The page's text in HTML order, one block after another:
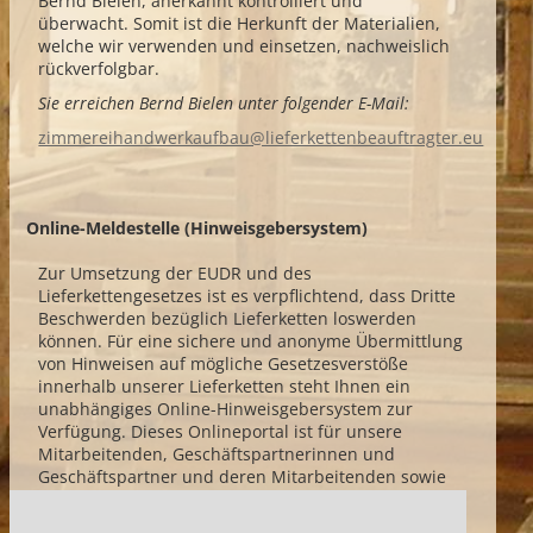
REFERENZEN
JOB UND AZUBI
überwacht. Somit ist die Herkunft der Materialien,
welche wir verwenden und einsetzen, nachweislich
rückverfolgbar.
Sie erreichen Bernd Bielen unter folgender E-Mail:
zimmereihandwerkaufbau@lieferkettenbeauftragter.eu
Online-Meldestelle (Hinweisgebersystem)
Zur Umsetzung der EUDR und des
Lieferkettengesetzes ist es verpflichtend, dass Dritte
Beschwerden bezüglich Lieferketten loswerden
können. Für eine sichere und anonyme Übermittlung
von Hinweisen auf mögliche Gesetzesverstöße
innerhalb unserer Lieferketten steht Ihnen ein
unabhängiges Online-Hinweisgebersystem zur
Verfügung. Dieses Onlineportal ist für unsere
Mitarbeitenden, Geschäftspartnerinnen und
Geschäftspartner und deren Mitarbeitenden sowie